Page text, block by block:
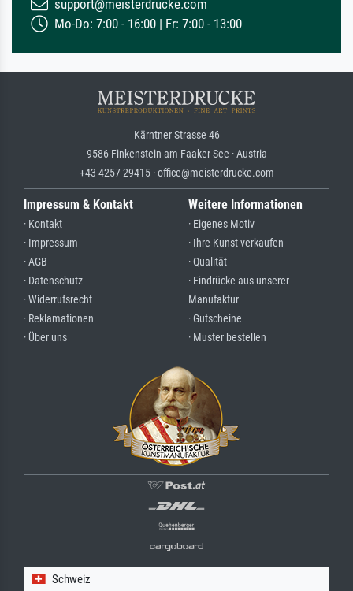
support@meisterdrucke.com
Mo-Do: 7:00 - 16:00 | Fr: 7:00 - 13:00
Kärntner Strasse 46
9586 Finkenstein am Faaker See · Austria
+43 4257 29415 · office@meisterdrucke.com
Impressum & Kontakt
· Kontakt
· Impressum
· AGB
· Datenschutz
· Widerrufsrecht
· Reklamationen
· Über uns
Weitere Informationen
· Eigenes Motiv
· Ihre Kunst verkaufen
· Qualität
· Eindrücke aus unserer
Manufaktur
· Gutscheine
· Muster bestellen
Schweiz